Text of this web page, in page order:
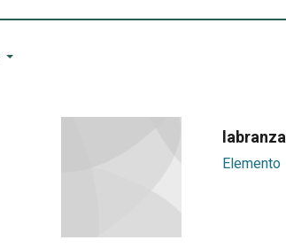
Elemento